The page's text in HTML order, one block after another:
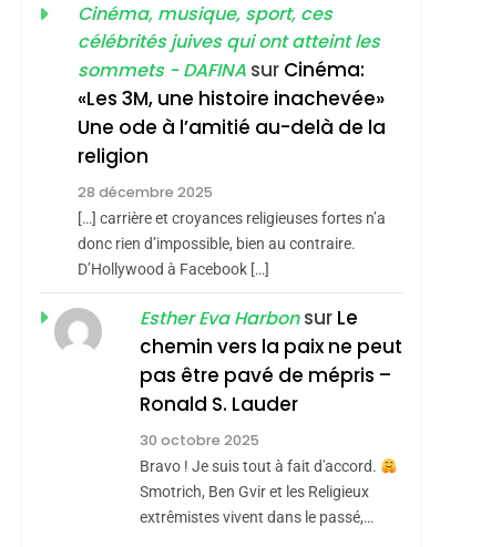
Accords D’Isaac:
L’alliance Pourrait
S’étendre À 13 Pays
D’Amérique Latine
ISRAÉL JUDAISME
5
Meurtrière Selon Le
Rapport D’ADL
Contre
L’antisémitisme
FRANCE ISRAÉL
FIÈRE, DIGNE ET
RÉSILIENTE :
POURQUOI JE
REVENDIQUE MA
JUDAÏTE Par Thérèse
Zrihen-Dvir
ISRAÉL JUDAISME
CE QUI NOUS
MANQUE – Jacques
Hadida
JUDAISME
Maroc : Les Amandes
Cinéma, musique, sport, ces
célébrités juives qui ont atteint les
sommets - DAFINA sur Cinéma:
«Les 3M, une histoire inachevée»
Une ode à l’amitié au-delà de la
religion
28 décembre 2025
[…] carrière et croyances religieuses fortes n’a
donc rien d’impossible, bien au contraire.
D’Hollywood à Facebook […]
Esther Eva Harbonsur Le
chemin vers la paix ne peut
pas être pavé de mépris –
Ronald S. Lauder
30 octobre 2025
Bravo ! Je suis tout à fait d'accord.
Smotrich, Ben Gvir et les Religieux
extrêmistes vivent dans le passé,…